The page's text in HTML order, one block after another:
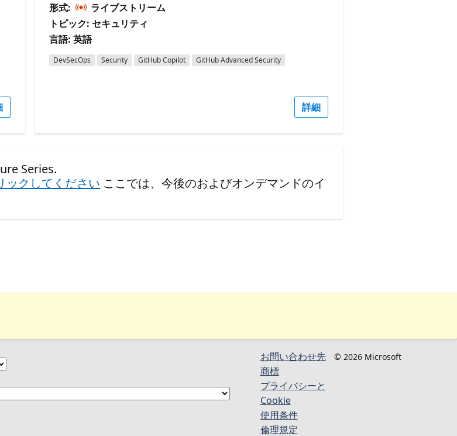
形式:
ライブストリーム
トピック: セキュリティ
言語: 英語
DevSecOps Security GitHub Copilot GitHub Advanced Security
詳細
Series.
ックしてください ここでは、今後のおよびオンデマンドのイ
お問い合わせ先
商標
プライバシーと
Cookie
使用条件
倫理規定
© 2026 Microsoft